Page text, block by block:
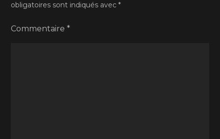
obligatoires sont indiqués avec*
Commentaire*